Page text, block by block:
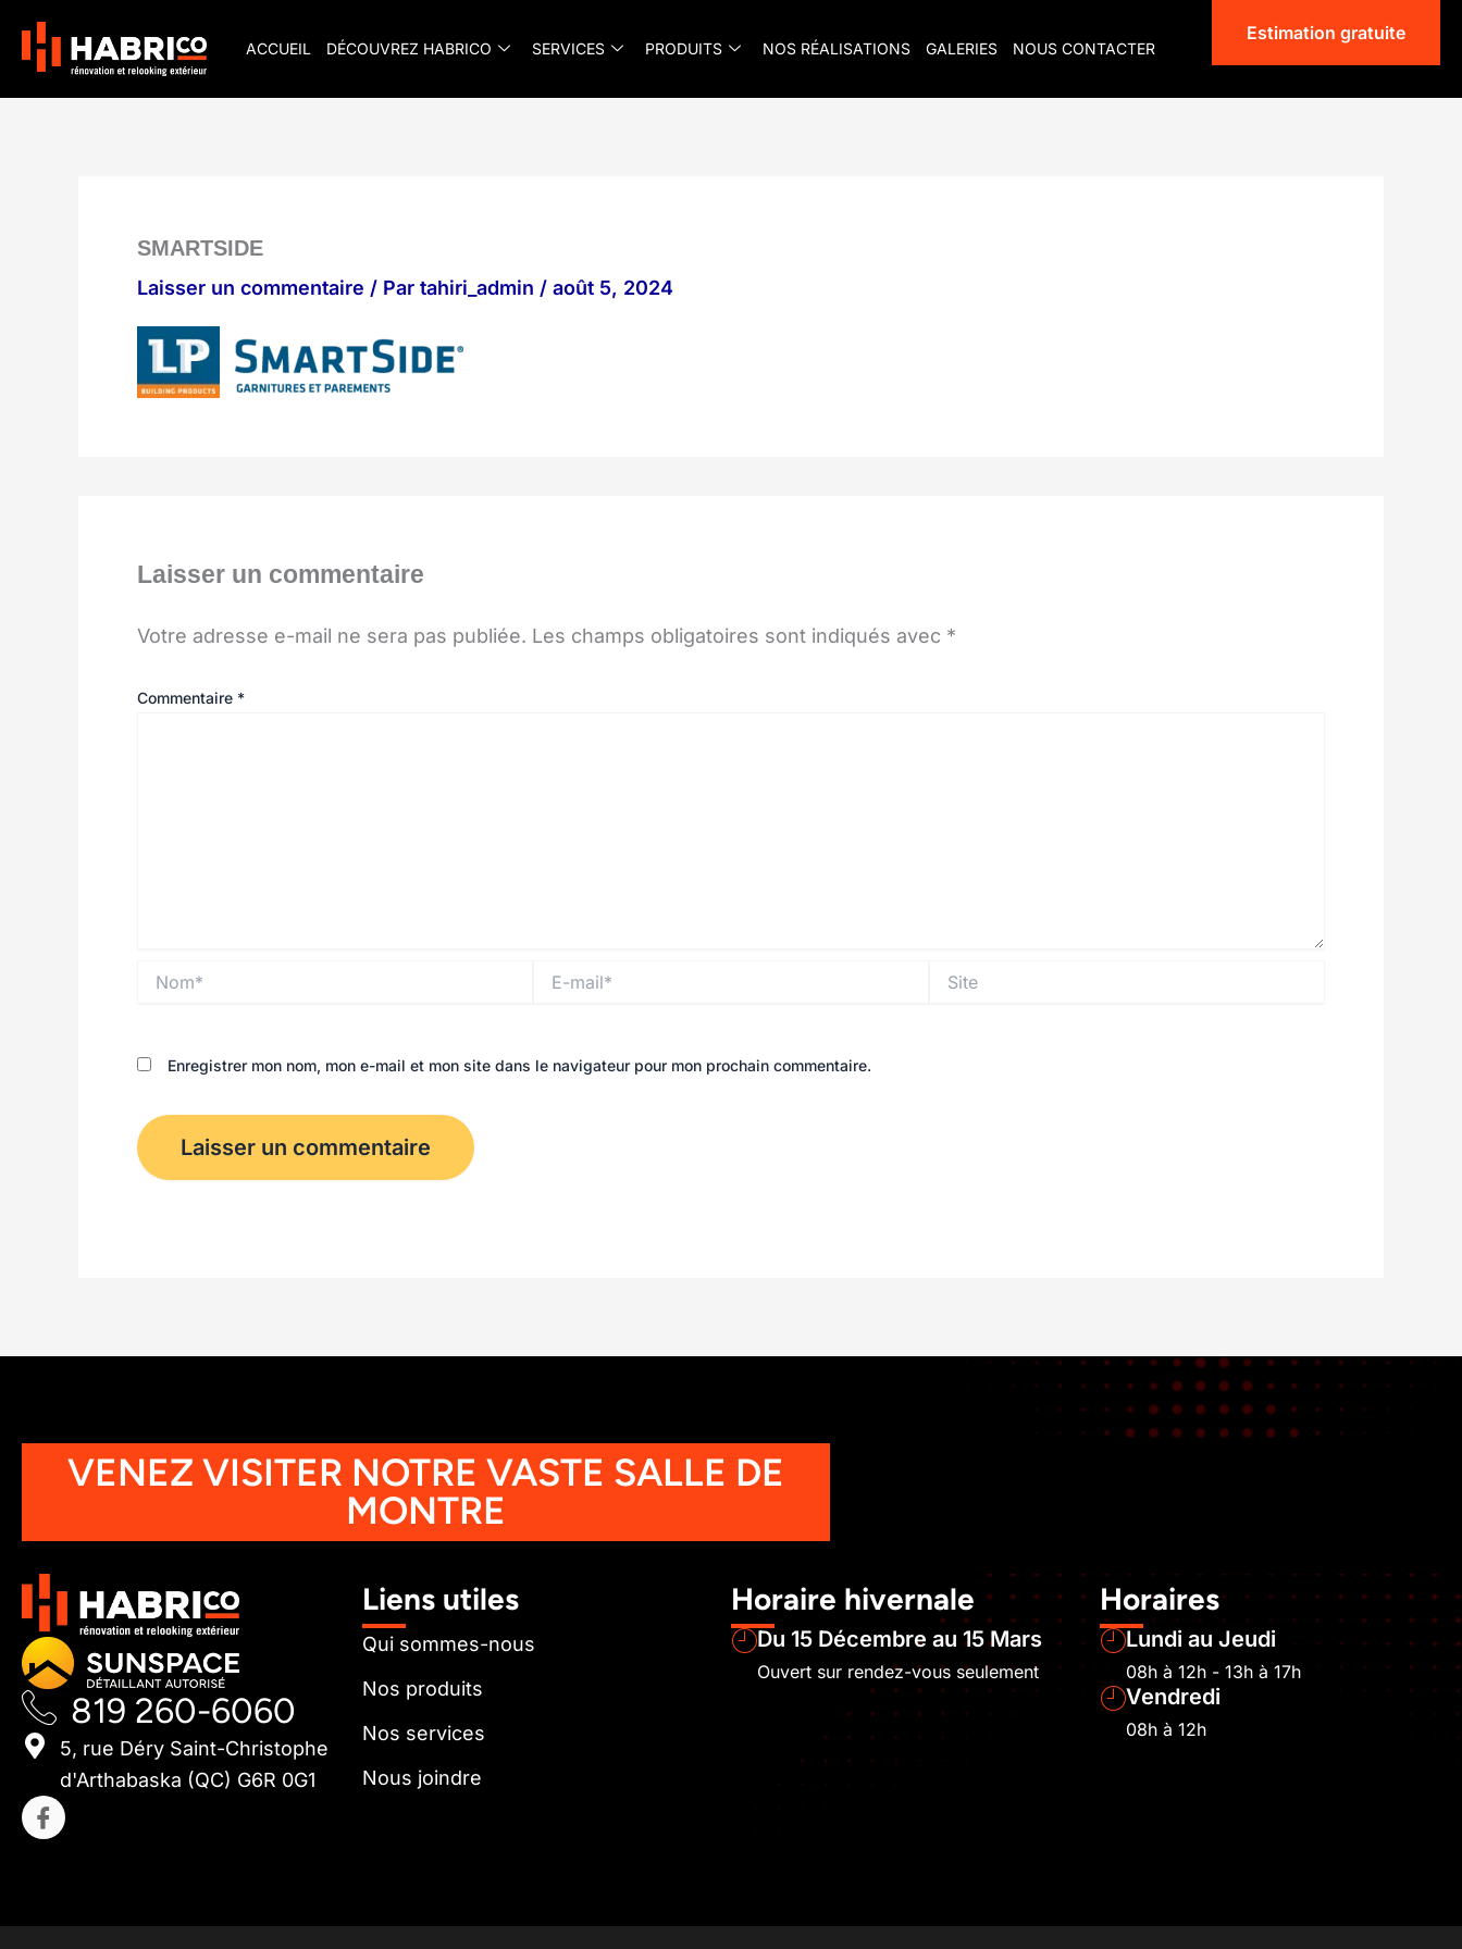
contenu
ACCUEIL DÉCOUVREZ HABRICO SERVICES PRODUITS NOS RÉALISATIONS GALERIES NOUS CONTACTER
Estimation gratuite
SMARTSIDE
Laisser un commentaire / Par tahiri_admin / août 5, 2024
Laisser un commentaire
Votre adresse e-mail ne sera pas publiée. Les champs obligatoires sont indiqués avec *
Commentaire *
mail*
Enregistrer mon nom, mon e-mail et mon site dans le navigateur pour mon prochain commentaire.
VENEZ VISITER NOTRE VASTE SALLE DE
MONTRE
819 260-6060
5, rue Déry Saint-Christophe
d'Arthabaska (QC) G6R 0G1
I
c
Liens utiles
Qui sommes-nous
Nos produits
Nos services
Nous joindre
Horaire hivernale
Du 15 Décembre au 15 Mars
Ouvert sur rendez-vous seulement
Horaires
Lundi au Jeudi
08h à 12h - 13h à 17h
Vendredi
08h à 12h